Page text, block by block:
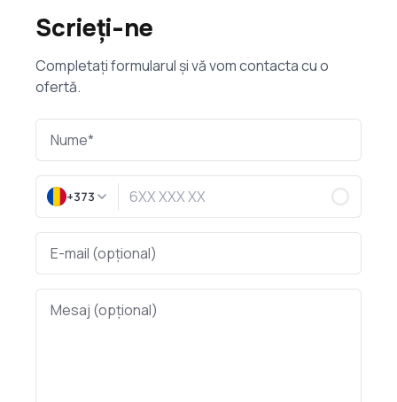
Scrieți-ne
Completați formularul și vă vom contacta cu o
ofertă.
+373